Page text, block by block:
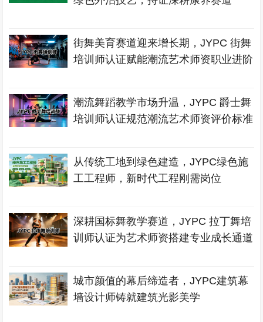
街舞美育赛道迎来增长期，JYPC 街舞
培训师认证赋能潮流艺术师资职业进阶
潮流舞蹈教学市场升温，JYPC 爵士舞
培训师认证规范潮流艺术师资评价标准
从传统工地到绿色建造，JYPC绿色施
工工程师，新时代工程刚需岗位
深耕国标舞教学赛道，JYPC 拉丁舞培
训师认证为艺术师资搭建专业成长通道
城市颜值的幕后缔造者，JYPC建筑幕
墙设计师铸就建筑光影美学